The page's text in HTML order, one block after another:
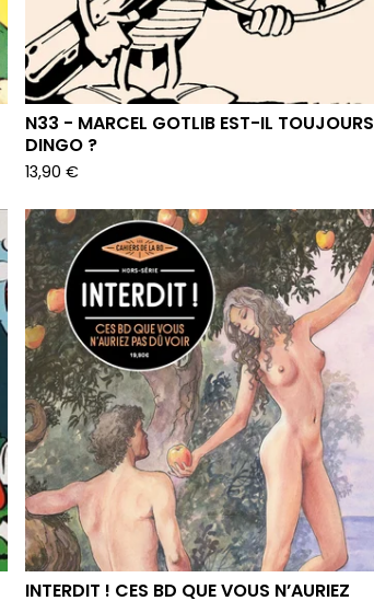
N33 - MARCEL GOTLIB EST-IL TOUJOURS
DINGO ?
13,90 €
INTERDIT ! CES BD QUE VOUS N’AURIEZ